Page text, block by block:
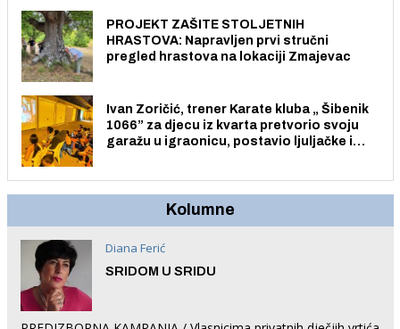
PROJEKT ZAŠITE STOLJETNIH
HRASTOVA: Napravljen prvi stručni
pregled hrastova na lokaciji Zmajevac
Ivan Zoričić, trener Karate kluba „ Šibenik
1066” za djecu iz kvarta pretvorio svoju
garažu u igraonicu, postavio ljuljačke i
Kolumne
Diana Ferić
SRIDOM U SRIDU